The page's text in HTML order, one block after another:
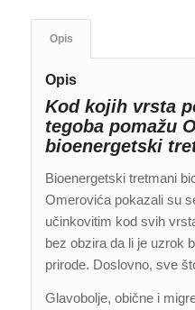
Opis
Opis
Kod kojih vrsta
tegoba pomažu
bioenergetski
Bioenergetski tretmani
Omerovića pokazali su
učinkovitim kod svih
bez obzira da li je uzrok
prirode. Doslovno, sve
Glavobolje, obične i